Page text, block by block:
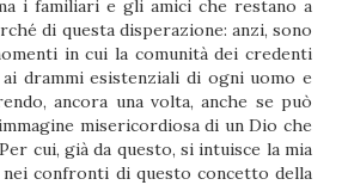
i familiari e gli amici che restano a
di questa disperazione: anzi, sono
in cui la comunità dei credenti
drammi esistenziali di ogni uomo e
ancora una volta, anche se può
misericordiosa di un Dio che
cui, già da questo, si intuisce la mia
confronti di questo concetto della